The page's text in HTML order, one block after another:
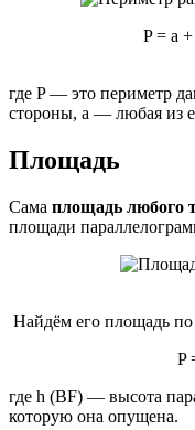
P = a
где P — это периметр
стороны, a — любая из
Площадь
Сама площадь любого
площади
Найдём его площадь
P
где h (BF) — высота
которую она опущена.